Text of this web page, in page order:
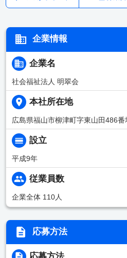
企業情報
企業名
社会福祉法人 明翠会
本社所在地
広島県福山市柳津町字東山田486番
設立
平成9年
従業員数
企業全体 110人
応募方法